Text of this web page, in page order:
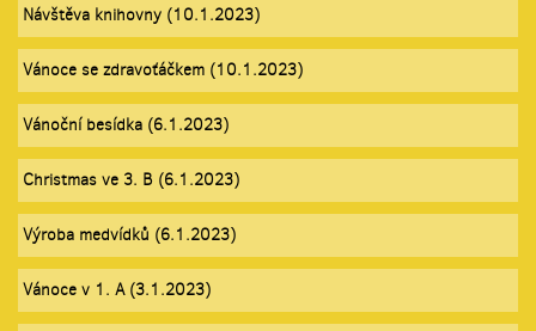
Návštěva knihovny (10.1.2023)
Vánoce se zdravoťáčkem (10.1.2023)
Vánoční besídka (6.1.2023)
Christmas ve 3. B (6.1.2023)
Výroba medvídků (6.1.2023)
Vánoce v 1. A (3.1.2023)